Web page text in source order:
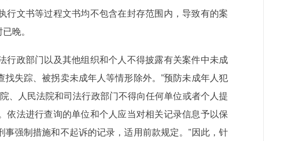
文书等过程文书均不包含在封存范围内，导致有的案
晚。
政部门以及其他组织和个人不得披露有关案件中未成
失踪、被拐卖未成年人等情形除外。”预防未成年人犯
、人民法院和司法行政部门不得向任何单位或者个人提
法进行查询的单位和个人应当对相关记录信息予以保
强制措施和不起诉的记录，适用前款规定。”因此，针